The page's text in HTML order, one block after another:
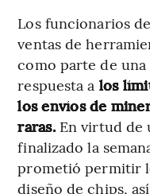
Los funcionarios
ventas de
como parte de
respuesta a los
los envíos de
raras.En virtud de
finalizado la
prometió permitir
diseño de chips,